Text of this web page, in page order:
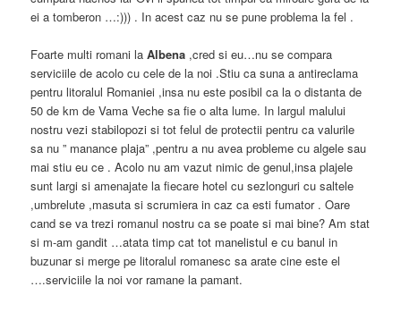
ei a tomberon …:))) . In acest caz nu se pune problema la fel .
Foarte multi romani laAlbena ,cred si eu…nu se compara
serviciile de acolo cu cele de la noi .Stiu ca suna a antireclama
pentru litoralul Romaniei ,insa nu este posibil ca la o distanta de
50 de km de Vama Veche sa fie o alta lume. In largul malului
nostru vezi stabilopozi si tot felul de protectii pentru ca valurile
sa nu ” manance plaja” ,pentru a nu avea probleme cu algele sau
mai stiu eu ce . Acolo nu am vazut nimic de genul,insa plajele
sunt largi si amenajate la fiecare hotel cu sezlonguri cu saltele
,umbrelute ,masuta si scrumiera in caz ca esti fumator . Oare
cand se va trezi romanul nostru ca se poate si mai bine? Am stat
si m-am gandit …atata timp cat tot manelistul e cu banul in
buzunar si merge pe litoralul romanesc sa arate cine este el
….serviciile la noi vor ramane la pamant.